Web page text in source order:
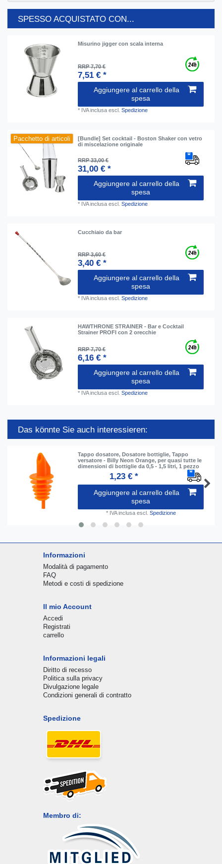
SPESSO ACQUISTATO CON...
Misurino jigger con scala interna
RRP 7,70 €
7,51 € *
Aggiungere al carrello della
spesa
* IVA inclusa escl.Spedizione
Pacchetto di articoli
[Bundle] Set cocktail - Boston Shaker con vetro
di miscelazione originale
RRP 33,00 €
31,00 € *
Aggiungere al carrello della
spesa
* IVA inclusa escl.Spedizione
Cucchiaio da bar
RRP 3,60 €
3,40 € *
Aggiungere al carrello della
spesa
* IVA inclusa escl.Spedizione
HAWTHRONE STRAINER - Bar e Cocktail
Strainer PROFI con 2 orecchie
RRP 7,70 €
6,16 € *
Aggiungere al carrello della
spesa
* IVA inclusa escl.Spedizione
Das könnte Sie auch interessieren:
Tappo dosatore, Dosatore bottiglie, Tappo
versatore - Billy Neon Orange, per quasi tutte le
dimensioni di bottiglie da 0,5 - 1,5 litri, 1 pezzo
1,23 € *
Aggiungere al carrello della
spesa
* IVA inclusaescl. Spedizione
Informazioni
Modalità di pagamento
FAQ
Metodi e costi di spedizione
Il mio Account
Accedi
Registrati
carrello
Informazioni legali
Diritto di recesso
Politica sulla privacy
Divulgazione legale
Condizioni generali di contratto
Spedizione
Membro di: